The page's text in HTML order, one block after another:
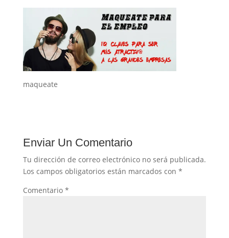
maqueate
Enviar Un Comentario
Tu dirección de correo electrónico no será publicada.
Los campos obligatorios están marcados con *
Comentario *